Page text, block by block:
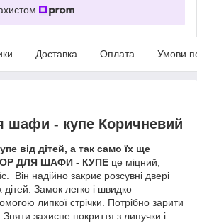
Доставка Оплата Умови
шафи - купе Коричневий
від дітей, а так само їх ще
ДЛЯ ШАФИ - КУПЕ це міцний,
Він надійно закриє розсувні двері
Замок легко і швидко
липкої стрічки. Потрібно зарити
захисне покриття з липучки і